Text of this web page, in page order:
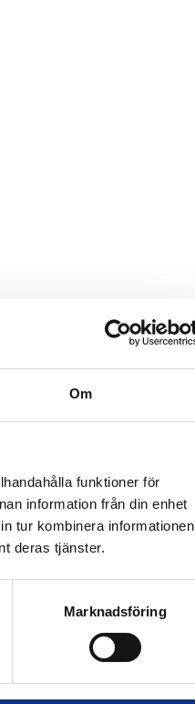
Om
funktioner för
information från din enhet
tur kombinera informationen
deras tjänster.
Marknadsföring